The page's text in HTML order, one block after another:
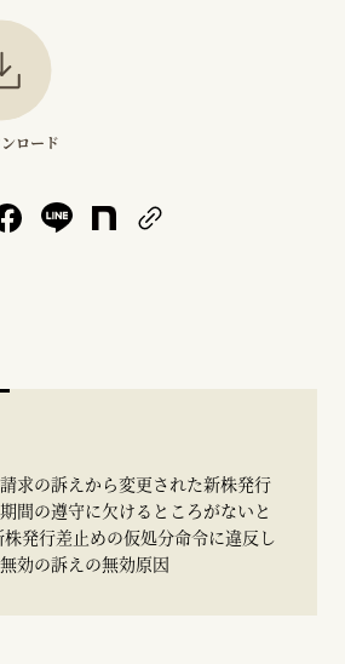
ロード
求の訴えから変更された新株発行
間の遵守に欠けるところがないと
発行差止めの仮処分命令に違反し
効の訴えの無効原因